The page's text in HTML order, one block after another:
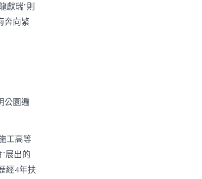
獻瑞”則
奔向繁
公園遍
工高等
展出的
經4年扶